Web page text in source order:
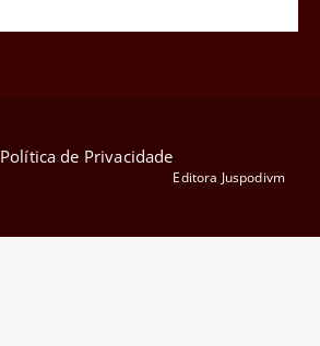
Política de Privacidade
Editora Juspodivm